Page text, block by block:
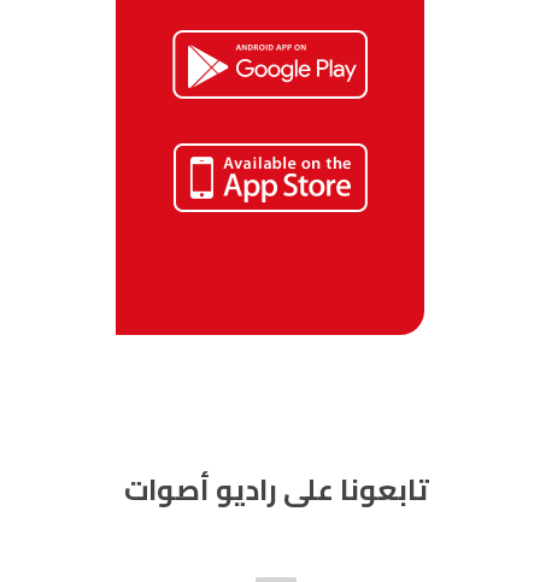
تابعونا على راديو أصوات